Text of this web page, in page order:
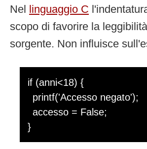
Nel linguaggio C
scopo di favorire la
sorgente. Non influisce
if (anni<18) {
printf('Accesso negato');
accesso = False;
}